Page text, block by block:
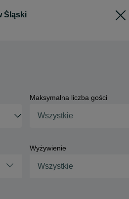
Maksymalna liczba gości
Wyżywienie
Wszystkie